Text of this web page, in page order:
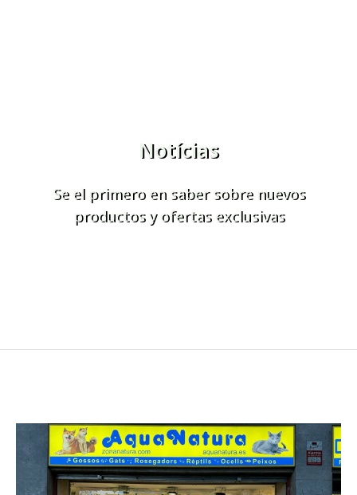
Notícias
Se el primero en saber sobre nuevos
productos y ofertas exclusivas